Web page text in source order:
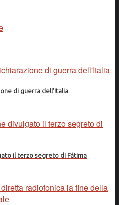
di guerra dell'Italia
il terzo segreto di Fátima